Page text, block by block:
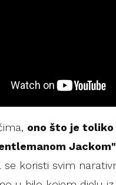
ono što je
Jackom"
se koristi svim